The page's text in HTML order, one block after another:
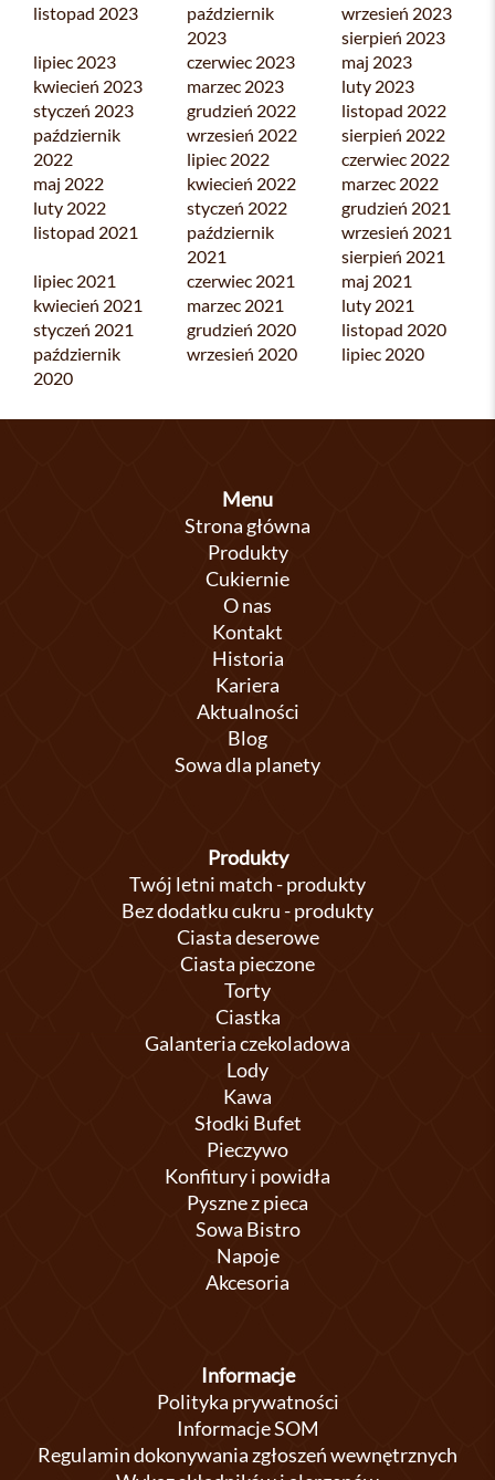
listopad 2023
październik
2023
wrzesień 2023
sierpień 2023
lipiec 2023
czerwiec 2023
maj 2023
kwiecień 2023
marzec 2023
luty 2023
styczeń 2023
grudzień 2022
listopad 2022
październik
2022
wrzesień 2022
sierpień 2022
lipiec 2022
czerwiec 2022
maj 2022
kwiecień 2022
marzec 2022
luty 2022
styczeń 2022
grudzień 2021
listopad 2021
październik
2021
wrzesień 2021
sierpień 2021
lipiec 2021
czerwiec 2021
maj 2021
kwiecień 2021
marzec 2021
luty 2021
styczeń 2021
grudzień 2020
listopad 2020
październik
2020
wrzesień 2020 lipiec 2020
Menu
Strona główna
Produkty
Cukiernie
O nas
Kontakt
Historia
Kariera
Aktualności
Blog
Sowa dla planety
Produkty
Twój letni match - produkty
Bez dodatku cukru - produkty
Ciasta deserowe
Ciasta pieczone
Torty
Ciastka
Galanteria czekoladowa
Lody
Kawa
Słodki Bufet
Pieczywo
Konfitury i powidła
Pyszne z pieca
Sowa Bistro
Napoje
Akcesoria
Informacje
Polityka prywatności
Informacje SOM
Regulamin dokonywania zgłoszeń wewnętrznych